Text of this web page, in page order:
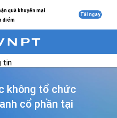
quà khuyến mại
điểm
Tải ngay
tin
không tổ chức
cổ phần tại